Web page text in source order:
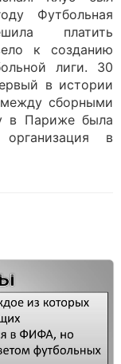
Футбольная
платить
к созданию
лиги. 30
в истории
сборными
в Париже была
в